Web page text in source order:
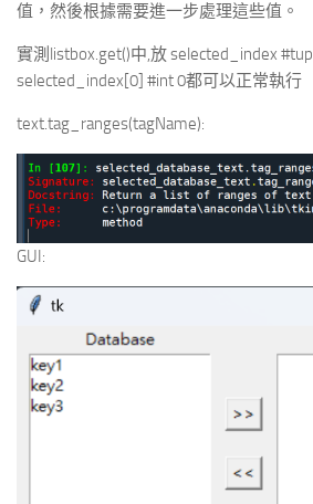
值，然後根據需要進一步處理這些值。
實測listbox.get()中,放 selected_index
selected_index[0] #int 0都可以正常執行
text.tag_ranges(tagName):
GUI: